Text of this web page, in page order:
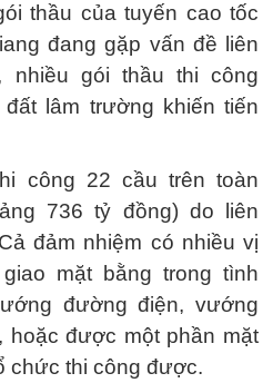
thầu của tuyến cao tốc
đang gặp vấn đề liên
nhiều gói thầu thi công
lâm trường khiến tiến
công 22 cầu trên toàn
736 tỷ đồng) do liên
đảm nhiệm có nhiều vị
mặt bằng trong tình
đường điện, vướng
hoặc được một phần mặt
chức thi công được.